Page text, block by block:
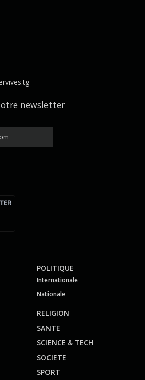
newsletter
POLITIQUE
Internationale
Nationale
RELIGION
SANTE
SCIENCE & TECH
SOCIETE
SPORT